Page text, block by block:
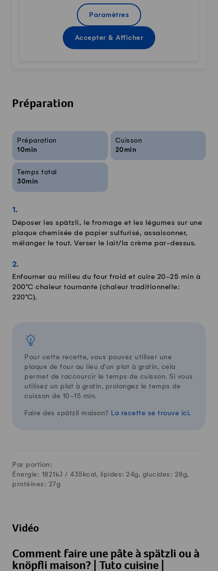
Paramètres
Accepter & Afficher
Préparation
Infos sur la recette
Préparation
10min
Cuisson
20min
Temps total
30min
Déposer les spätzli, le fromage et les légumes sur une
plaque chemisée de papier sulfurisé, assaisonner,
mélanger le tout. Verser le lait/la crème par-dessus.
Enfourner au milieu du four froid et cuire 20-25 min à
200°C chaleur tournante (chaleur traditionnelle:
220°C).
Pour cette recette, vous pouvez utiliser une
plaque de four au lieu d'un plat à gratin, cela
permet de raccourcir le temps de cuisson. Si vous
utilisez un plat à gratin, prolongez le temps de
cuisson de 10-15 min.
Faire des spätzli maison? La recette se trouve ici.
Par portion:
Énergie: 1821kJ / 435 kcal, lipides: 24g, glucides: 28g,
protéines: 27g
Vidéo
Comment faire une pâte à spätzli ou à
knöpfli maison? | Tuto cuisine |